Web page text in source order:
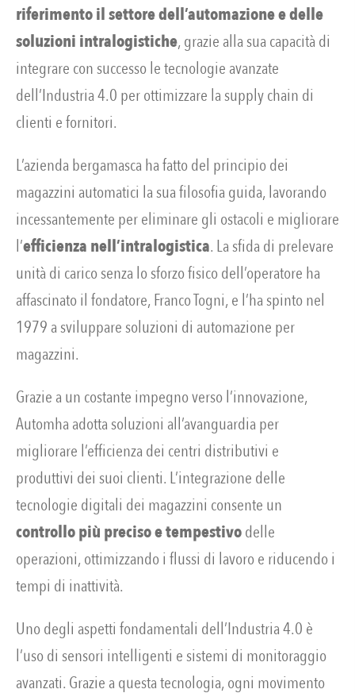
riferimento il settore dell’automazione e delle
soluzioni intralogistiche, grazie alla sua capacità di
integrare con successo le tecnologie avanzate
dell’Industria 4.0 per ottimizzare la supply chain di
clienti e fornitori.
L’azienda bergamasca ha fatto del principio dei
magazzini automatici la sua filosofia guida, lavorando
incessantemente per eliminare gli ostacoli e migliorare
l’efficienza nell’intralogistica. La sfida di prelevare
unità di carico senza lo sforzo fisico dell’operatore ha
affascinato il fondatore, Franco Togni, e l’ha spinto nel
1979 a sviluppare soluzioni di automazione per
magazzini.
Grazie a un costante impegno verso l’innovazione,
Automha adotta soluzioni all’avanguardia per
migliorare l’efficienza dei centri distributivi e
produttivi dei suoi clienti. L’integrazione delle
tecnologie digitali dei magazzini consente un
controllo più preciso e tempestivodelle
operazioni, ottimizzando i flussi di lavoro e riducendo i
tempi di inattività.
Uno degli aspetti fondamentali dell’Industria 4.0 è
l’uso di sensori intelligenti e sistemi di monitoraggio
avanzati. Grazie a questa tecnologia, ogni movimento